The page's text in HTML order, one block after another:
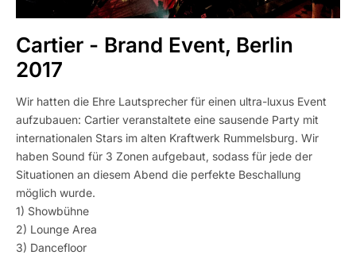
Cartier - Brand Event, Berlin
2017
Wir hatten die Ehre Lautsprecher für einen ultra-luxus Event
aufzubauen: Cartier veranstaltete eine sausende Party mit
internationalen Stars im alten Kraftwerk Rummelsburg. Wir
haben Sound für 3 Zonen aufgebaut, sodass für jede der
Situationen an diesem Abend die perfekte Beschallung
möglich wurde.
1) Showbühne
2) Lounge Area
3) Dancefloor